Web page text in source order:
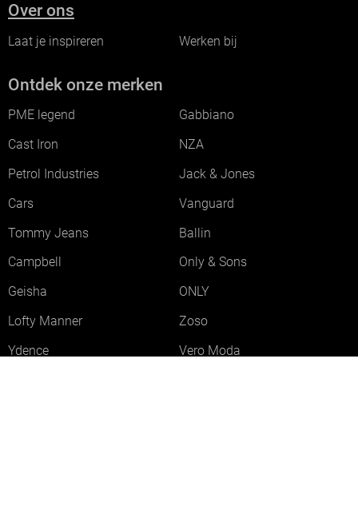
Over ons
Laat je inspireren Werken bij
Ontdek onze merken
PME legend
Gabbiano
Cast Iron
NZA
Petrol Industries
Jack & Jones
Cars
Vanguard
Tommy Jeans
Ballin
Campbell
Only & Sons
Geisha
ONLY
Lofty Manner
Zoso
Ydence
Vero Moda